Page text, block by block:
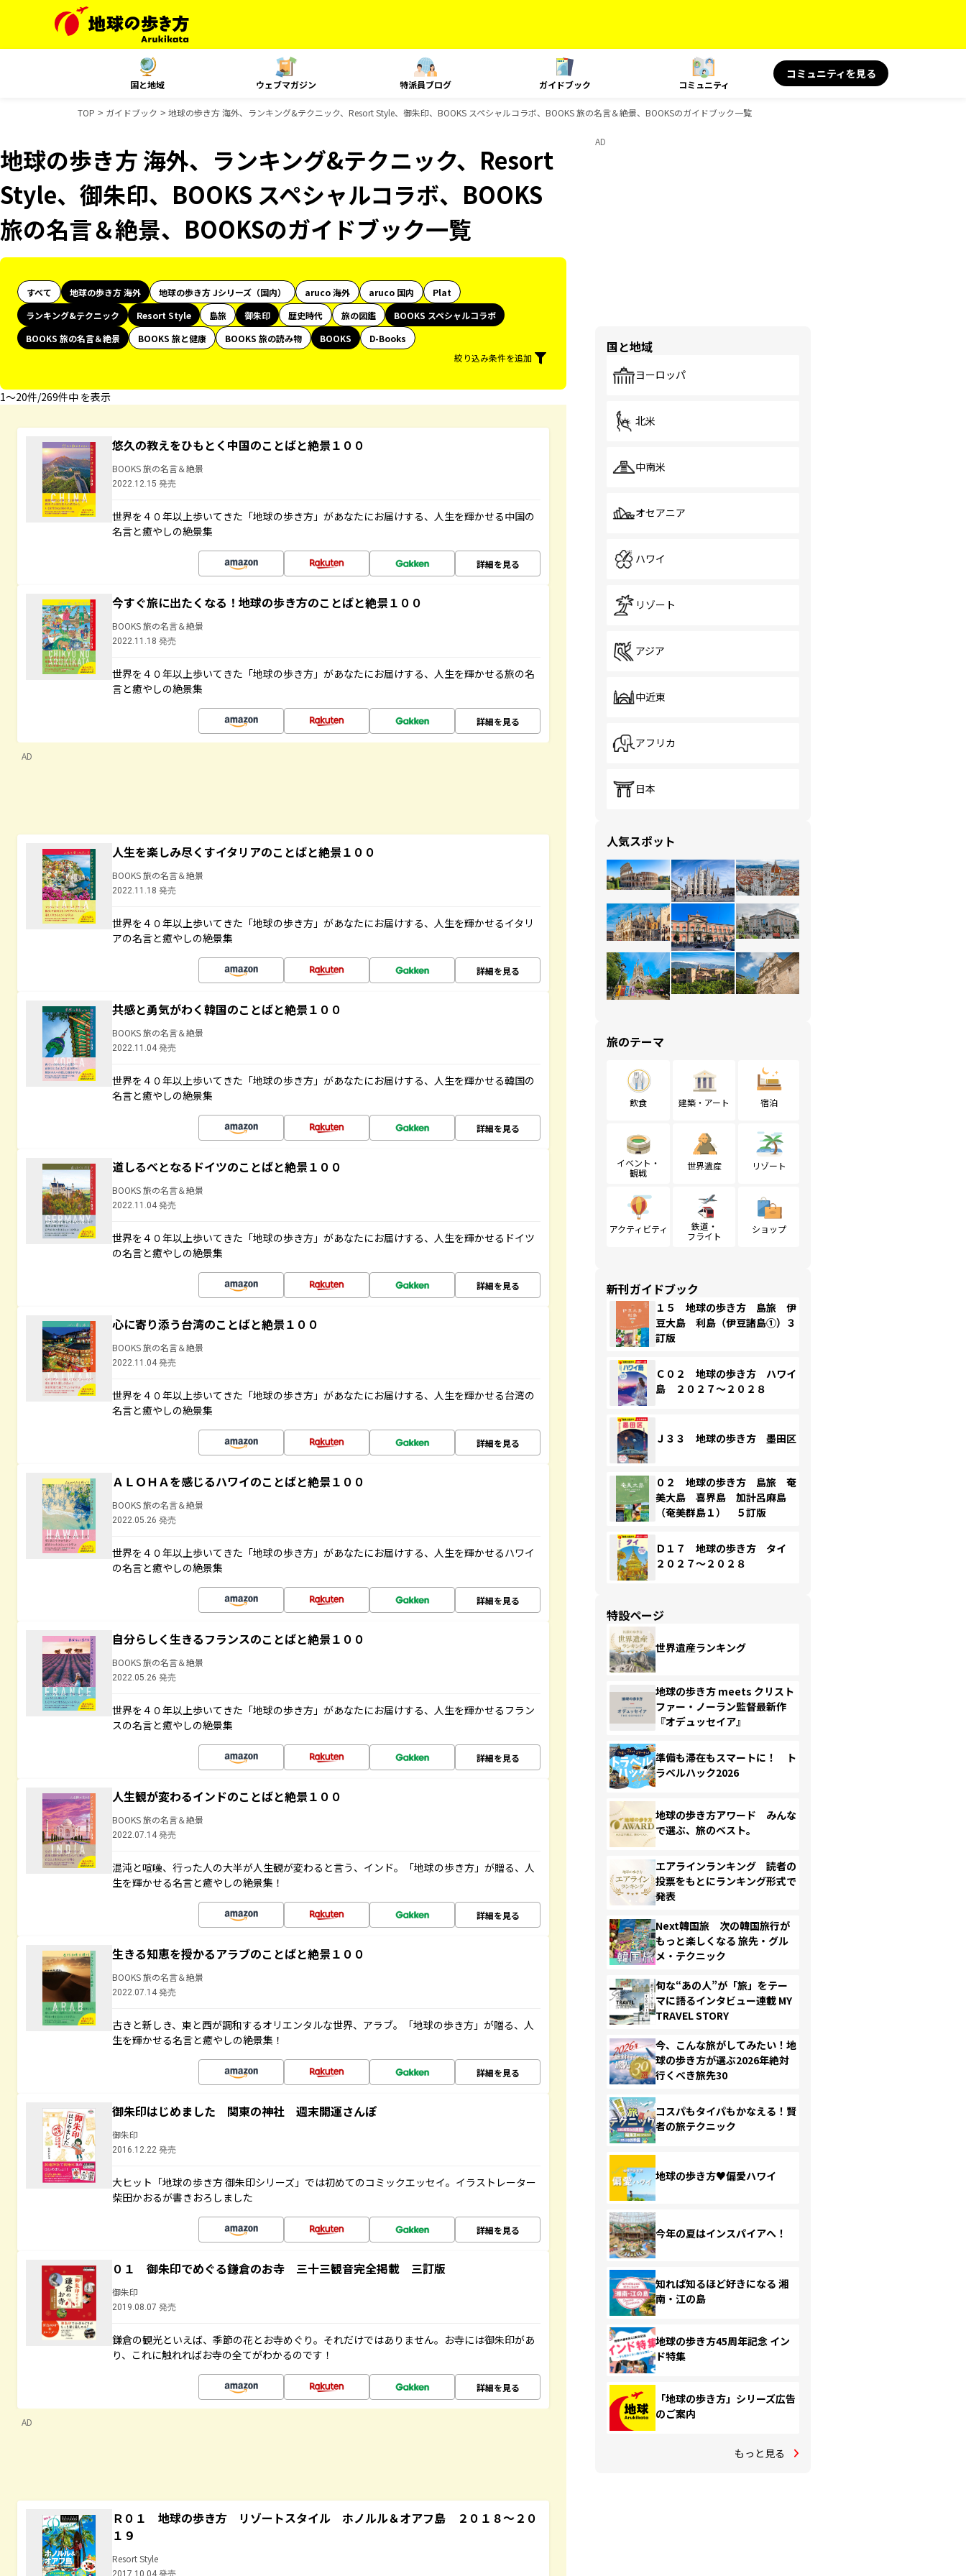
国と地域 ウェブマガジン 特派員ブログ ガイドブック コミュニティ
コミュニティを見る
TOP ガイドブック 地球の歩き方 海外、ランキング&テクニック、Resort Style、御朱印、BOOKS スペシャルコラボ、BOOKS 旅の名言＆絶景、BOOKSのガイドブック一覧
地球の歩き方 海外、ランキング&テクニック、Resort
Style、御朱印、BOOKS スペシャルコラボ、BOOKS
旅の名言＆絶景、BOOKSのガイドブック一覧
すべて 地球の歩き方 海外 地球の歩き方 Jシリーズ（国内） aruco 海外 aruco 国内
Plat
ランキング&テクニック
Resort Style 島旅 御朱印 歴史時代 旅の図鑑
BOOKS スペシャルコラボ
BOOKS 旅の名言＆絶景
BOOKS 旅と健康 BOOKS 旅の読み物 BOOKS
D-Books
絞り込み条件を追加
1〜20件/269件中 を表示
悠久の教えをひもとく中国のことばと絶景１００
BOOKS 旅の名言＆絶景
2022.12.15 発売
世界を４０年以上歩いてきた「地球の歩き方」があなたにお届けする、人生を輝かせる中国の
名言と癒やしの絶景集
詳細を見る
今すぐ旅に出たくなる！地球の歩き方のことばと絶景１００
BOOKS 旅の名言＆絶景
2022.11.18 発売
世界を４０年以上歩いてきた「地球の歩き方」があなたにお届けする、人生を輝かせる旅の名
言と癒やしの絶景集
詳細を見る
AD
人生を楽しみ尽くすイタリアのことばと絶景１００
BOOKS 旅の名言＆絶景
2022.11.18 発売
世界を４０年以上歩いてきた「地球の歩き方」があなたにお届けする、人生を輝かせるイタリ
アの名言と癒やしの絶景集
詳細を見る
共感と勇気がわく韓国のことばと絶景１００
BOOKS 旅の名言＆絶景
2022.11.04 発売
世界を４０年以上歩いてきた「地球の歩き方」があなたにお届けする、人生を輝かせる韓国の
名言と癒やしの絶景集
詳細を見る
道しるべとなるドイツのことばと絶景１００
BOOKS 旅の名言＆絶景
2022.11.04 発売
世界を４０年以上歩いてきた「地球の歩き方」があなたにお届けする、人生を輝かせるドイツ
の名言と癒やしの絶景集
詳細を見る
心に寄り添う台湾のことばと絶景１００
BOOKS 旅の名言＆絶景
2022.11.04 発売
世界を４０年以上歩いてきた「地球の歩き方」があなたにお届けする、人生を輝かせる台湾の
名言と癒やしの絶景集
詳細を見る
ＡＬＯＨＡを感じるハワイのことばと絶景１００
BOOKS 旅の名言＆絶景
2022.05.26 発売
世界を４０年以上歩いてきた「地球の歩き方」があなたにお届けする、人生を輝かせるハワイ
の名言と癒やしの絶景集
詳細を見る
自分らしく生きるフランスのことばと絶景１００
BOOKS 旅の名言＆絶景
2022.05.26 発売
世界を４０年以上歩いてきた「地球の歩き方」があなたにお届けする、人生を輝かせるフラン
スの名言と癒やしの絶景集
詳細を見る
人生観が変わるインドのことばと絶景１００
BOOKS 旅の名言＆絶景
2022.07.14 発売
混沌と喧噪、行った人の大半が人生観が変わると言う、インド。「地球の歩き方」が贈る、人
生を輝かせる名言と癒やしの絶景集！
詳細を見る
生きる知恵を授かるアラブのことばと絶景１００
BOOKS 旅の名言＆絶景
2022.07.14 発売
古きと新しき、東と西が調和するオリエンタルな世界、アラブ。「地球の歩き方」が贈る、人
生を輝かせる名言と癒やしの絶景集！
詳細を見る
御朱印はじめました 関東の神社 週末開運さんぽ
御朱印
2016.12.22 発売
大ヒット「地球の歩き方 御朱印シリーズ」では初めてのコミックエッセイ。イラストレーター
柴田かおるが書きおろしました
詳細を見る
０１ 御朱印でめぐる鎌倉のお寺 三十三観音完全掲載 三訂版
御朱印
2019.08.07 発売
鎌倉の観光といえば、季節の花とお寺めぐり。それだけではありません。お寺には御朱印があ
り、これに触れればお寺の全てがわかるのです！
詳細を見る
AD
Ｒ０１ 地球の歩き方 リゾートスタイル ホノルル＆オアフ島 ２０１８～２０
１９
Resort Style
2017.10.04 発売
AD
国と地域
ヨーロッパ
北米
中南米
オセアニア
ハワイ
リゾート
アジア
中近東
アフリカ
日本
人気スポット
旅のテーマ
飲食 建築・アート 宿泊
イベント・
観戦
世界遺産 リゾート
アクティビティ
鉄道・
フライト
ショップ
新刊ガイドブック
１５ 地球の歩き方 島旅 伊
豆大島 利島（伊豆諸島①）３
訂版
Ｃ０２ 地球の歩き方 ハワイ
島 ２０２７～２０２８
Ｊ３３ 地球の歩き方 墨田区
０２ 地球の歩き方 島旅 奄
美大島 喜界島 加計呂麻島
（奄美群島１） ５訂版
Ｄ１７ 地球の歩き方 タイ
２０２７～２０２８
特設ページ
世界遺産ランキング
地球の歩き方 meets クリスト
ファー・ノーラン監督最新作
『オデュッセイア』
準備も滞在もスマートに！ ト
ラベルハック2026
地球の歩き方アワード みんな
で選ぶ、旅のベスト。
エアラインランキング 読者の
投票をもとにランキング形式で
発表
Next韓国旅 次の韓国旅行が
もっと楽しくなる 旅先・グル
メ・テクニック
旬な“あの人”が「旅」をテー
マに語るインタビュー連載 MY
TRAVEL STORY
今、こんな旅がしてみたい！地
球の歩き方が選ぶ2026年絶対
行くべき旅先30
コスパもタイパもかなえる！賢
者の旅テクニック
地球の歩き方♥偏愛ハワイ
今年の夏はインスパイアへ！
知れば知るほど好きになる 湘
南・江の島
地球の歩き方45周年記念 イン
ド特集
「地球の歩き方」シリーズ広告
のご案内
もっと見る